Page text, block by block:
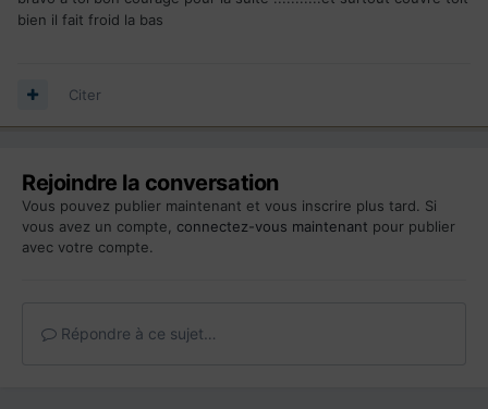
bien il fait froid la bas
Citer
Rejoindre la conversation
Vous pouvez publier maintenant et vous inscrire plus tard. Si
vous avez un compte, connectez-vous maintenant pour publier
avec votre compte.
Répondre à ce sujet…